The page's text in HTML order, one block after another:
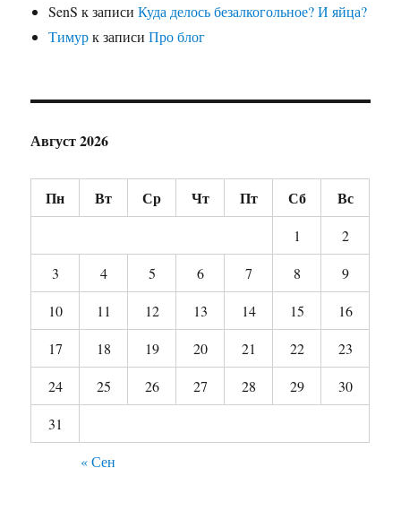
SenS к записиКуда делось безалкогольное? И яйца?
Тимурк записиПро блог
Август 2026
Пн Вт Ср Чт Пт Сб Вс
1
2
3
4 5 6 7 8
9
10
11 12 13 14 15
16
17
18 19 20 21 22
23
24
25 26 27 28 29
30
31
« Сен